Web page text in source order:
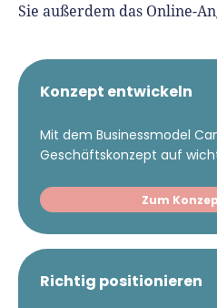
Sie außerdem das Online-
Konzept entwickeln
Mit dem Businessmodel
Geschäftskonzept auf
Zum
Richtig positionieren